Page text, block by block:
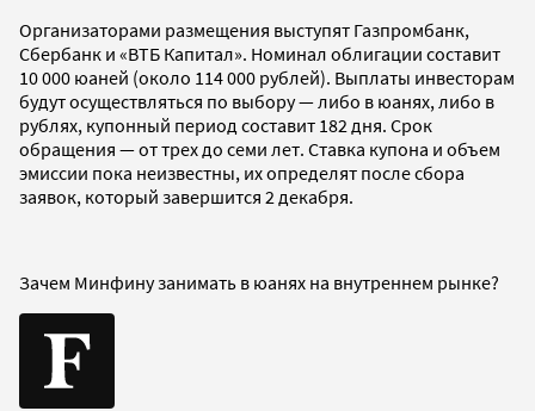
Организаторами размещения выступят Газпромбанк,
Сбербанк и «ВТБ Капитал». Номинал облигации составит
10 000 юаней (около 114 000 рублей). Выплаты инвесторам
будут осуществляться по выбору — либо в юанях, либо в
рублях, купонный период составит 182 дня. Срок
обращения — от трех до семи лет. Ставка купона и объем
эмиссии пока неизвестны, их определят после сбора
заявок, который завершится 2 декабря.
Зачем Минфину занимать в юанях на внутреннем рынке?